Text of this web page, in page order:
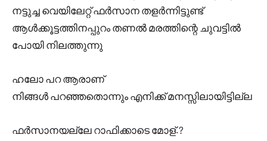
നട്ടുച്ച വെയിലേറ്റ് ഫർസാന തളർന്നിട്ടുണ്ട്
ആൾക്കൂട്ടത്തിനപ്പുറം തണൽ മരത്തിന്റെ ചുവട്ടിൽ
പോയി നിലത്തുന്നു
ഹലോ പറ ആരാണ്
നിങ്ങൾ പറഞ്ഞതൊന്നും എനിക്ക് മനസ്സിലായിട്ടില്ല
ഫർസാനയല്ലേ റാഫിക്കാടെ മോള്.?